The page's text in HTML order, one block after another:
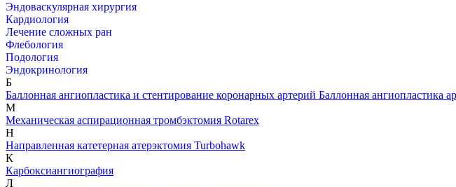
Эндоваскулярная хирургия
Кардиология
Лечение сложных ран
Флебология
Подология
Эндокринология
Б
Баллонная ангиопластика и стентирование коронарных артерий Баллонная ангиопластика
М
Механическая аспирационная тромбэктомия Rotarex
Н
Направленная катетерная атерэктомия Turbohawk
К
Карбоксиангиография
Л